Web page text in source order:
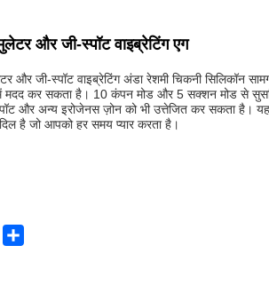
और जी-स्पॉट वाइब्रेटिंग एग
और जी-स्पॉट वाइब्रेटिंग अंडा रेशमी चिकनी सिलिकॉन
मदद कर सकता है। 10 कंपन मोड और 5 सक्शन मोड से
और अन्य इरोजेनस ज़ोन को भी उत्तेजित कर सकता है।
है जो आपको हर समय प्यार करता है।
LinkedIn